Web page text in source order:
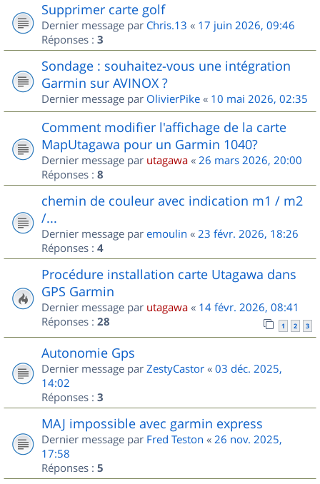
Supprimer carte golf
Dernier message par Chris.13 « 17 juin 2026, 09:46
Réponses : 3
Sondage : souhaitez-vous une intégration
Garmin sur AVINOX ?
Dernier message par OlivierPike « 10 mai 2026, 02:35
Comment modifier l'affichage de la carte
MapUtagawa pour un Garmin 1040?
Dernier message par utagawa « 26 mars 2026, 20:00
Réponses : 8
chemin de couleur avec indication m1 / m2
/...
Dernier message par emoulin « 23 févr. 2026, 18:26
Réponses : 4
Procédure installation carte Utagawa dans
GPS Garmin
Dernier message par utagawa « 14 févr. 2026, 08:41
Réponses : 28 1 2 3
Autonomie Gps
Dernier message par ZestyCastor « 03 déc. 2025,
14:02
Réponses : 3
MAJ impossible avec garmin express
Dernier message par Fred Teston « 26 nov. 2025,
17:58
Réponses : 5